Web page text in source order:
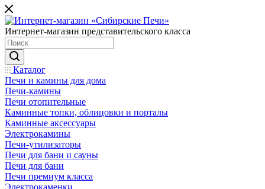
Интернет-магазин представительского класса
Каталог
Печи и камины для дома
Печи-камины
Печи отопительные
Каминные топки, облицовки и порталы
Каминные аксессуары
Электрокамины
Печи-утилизаторы
Печи для бани и сауны
Печи для бани
Печи премиум класса
Электрокаменки